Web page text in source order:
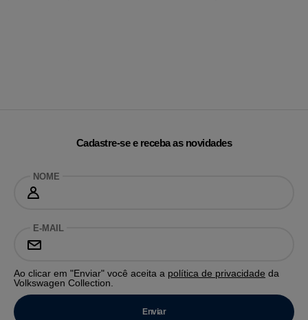
Cadastre-se e receba as novidades
NOME
E-MAIL
Ao clicar em "Enviar" você aceita a política de privacidade da
Volkswagen Collection.